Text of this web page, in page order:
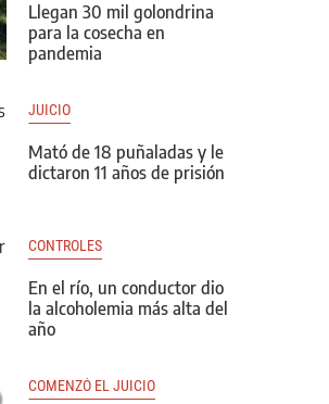
Llegan 30 mil golondrina
para la cosecha en
pandemia
JUICIO
Mató de 18 puñaladas y le
dictaron 11 años de prisión
CONTROLES
En el río, un conductor dio
la alcoholemia más alta del
año
COMENZÓ EL JUICIO